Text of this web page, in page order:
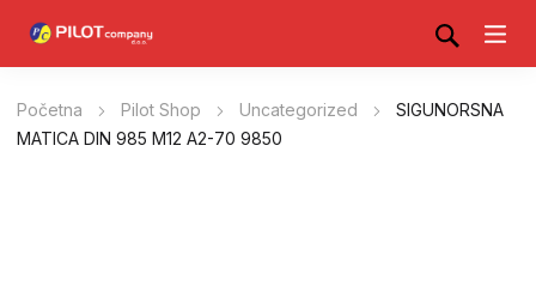
Početna Pilot Shop Uncategorized
SIGUNORSNA
MATICA DIN 985 M12 A2-70 9850